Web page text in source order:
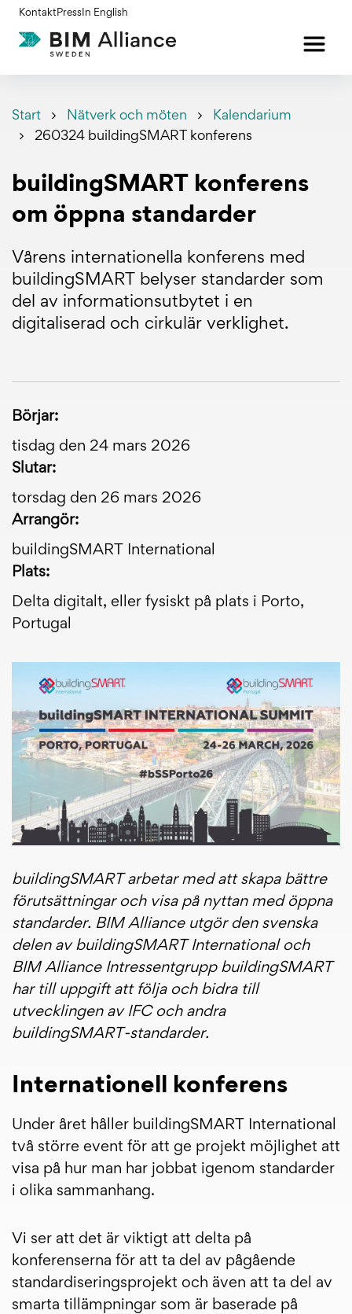
innehållet
Kontakt Press In English
Start Nätverk och möten
Kalendarium
260324 buildingSMART konferens
buildingSMART konferens
om öppna standarder
Vårens internationella konferens med
buildingSMART belyser standarder som
del av informationsutbytet i en
digitaliserad och cirkulär verklighet.
Börjar:
tisdag den 24 mars 2026
Slutar:
torsdag den 26 mars 2026
Arrangör:
buildingSMART International
Plats:
Delta digitalt, eller fysiskt på plats i Porto,
Portugal
buildingSMART arbetar med att skapa bättre
förutsättningar och visa på nyttan med öppna
standarder. BIM Alliance utgör den svenska
delen av buildingSMART International och
BIM Alliance Intressentgrupp buildingSMART
har till uppgift att följa och bidra till
utvecklingen av IFC och andra
buildingSMART-standarder.
Internationell konferens
Under året håller buildingSMART International
två större event för att ge projekt möjlighet att
visa på hur man har jobbat igenom standarder
i olika sammanhang.
Vi ser att det är viktigt att delta på
konferenserna för att ta del av pågående
standardiseringsprojekt och även att ta del av
smarta tillämpningar som är baserade på